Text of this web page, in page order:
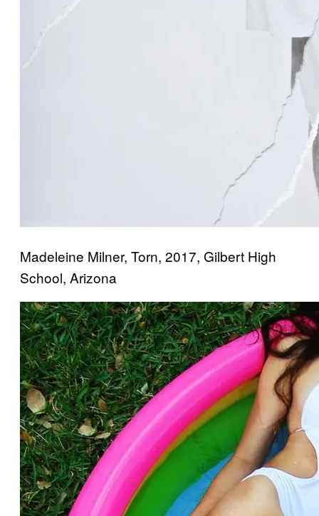
Madeleine Milner, Torn, 2017, Gilbert High
School, Arizona